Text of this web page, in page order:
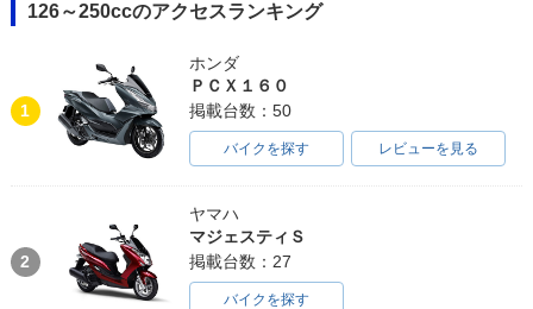
126～250ccのアクセスランキング
1
ホンダ
ＰＣＸ１６０
掲載台数：50
バイクを探す レビューを見る
2
ヤマハ
マジェスティＳ
掲載台数：27
バイクを探す